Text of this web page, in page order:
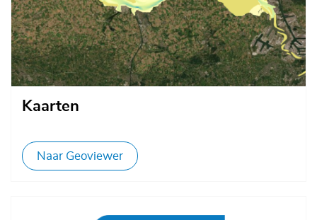
Kaarten
Naar Geoviewer